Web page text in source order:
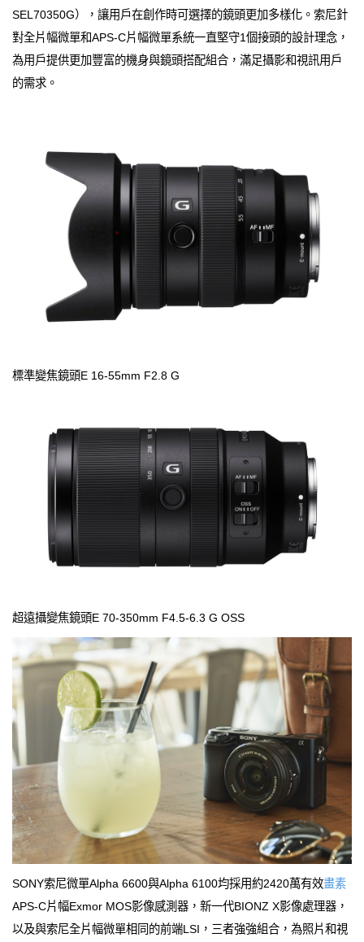
SEL70350G），讓用戶在創作時可選擇的鏡頭更加多樣化。索尼針
對全片幅微單和APS-C片幅微單系統一直堅守1個接頭的設計理念，
為用戶提供更加豐富的機身與鏡頭搭配組合，滿足攝影和視訊用戶
的需求。
標準變焦鏡頭E 16-55mm F2.8 G
超遠攝變焦鏡頭E 70-350mm F4.5-6.3 G OSS
SONY索尼微單Alpha 6600與Alpha 6100均採用約2420萬有效畫素
APS-C片幅Exmor MOS影像感測器，新一代BIONZ X影像處理器，
以及與索尼全片幅微單相同的前端LSI，三者強強組合，為照片和視